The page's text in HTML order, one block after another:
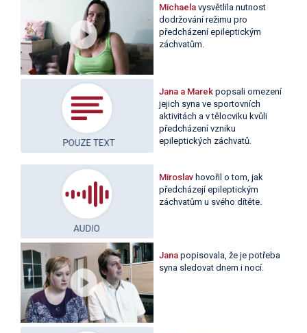
Michaela vysvětlila nutnost
dodržování režimu pro
předcházení epileptickým
záchvatům.
Jana a Marek popsali omezení
jejich syna ve sportovních
aktivitách a v tělocviku kvůli
předcházení vzniku
epileptických záchvatů.
Miroslav hovořil o tom, jak
předcházejí epileptickým
záchvatům u svého dítěte.
Jana popisovala, že je potřeba
syna sledovat dnem i nocí.